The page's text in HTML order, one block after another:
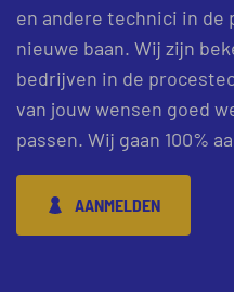
en andere technici in de
nieuwe baan. Wij zijn
bedrijven in de
van jouw wensen goed
passen. Wij gaan 100%
AANMELDEN